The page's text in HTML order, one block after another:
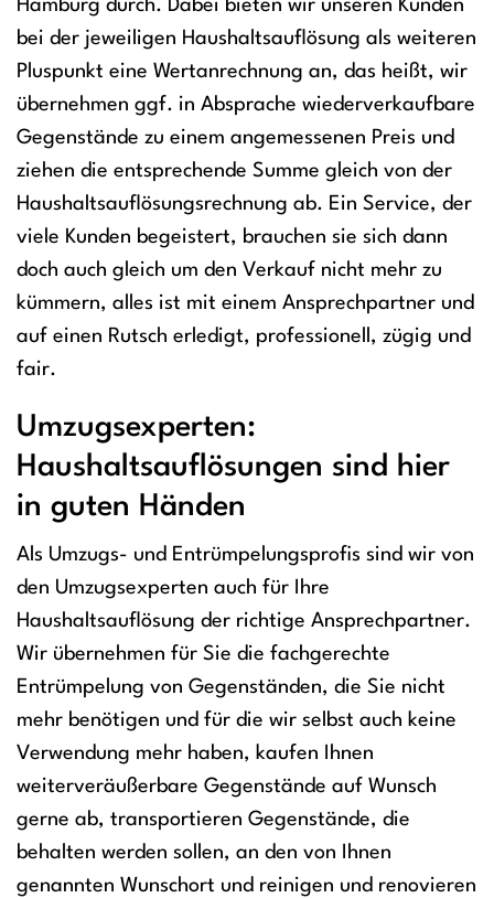
Hamburg durch. Dabei bieten wir unseren Kunden
bei der jeweiligen Haushaltsauflösung als weiteren
Pluspunkt eine Wertanrechnung an, das heißt, wir
übernehmen ggf. in Absprache wiederverkaufbare
Gegenstände zu einem angemessenen Preis und
ziehen die entsprechende Summe gleich von der
Haushaltsauflösungsrechnung ab. Ein Service, der
viele Kunden begeistert, brauchen sie sich dann
doch auch gleich um den Verkauf nicht mehr zu
kümmern, alles ist mit einem Ansprechpartner und
auf einen Rutsch erledigt, professionell, zügig und
fair.
Umzugsexperten:
Haushaltsauflösungen sind hier
in guten Händen
Als Umzugs- und Entrümpelungsprofis sind wir von
den Umzugsexperten auch für Ihre
Haushaltsauflösung der richtige Ansprechpartner.
Wir übernehmen für Sie die fachgerechte
Entrümpelung von Gegenständen, die Sie nicht
mehr benötigen und für die wir selbst auch keine
Verwendung mehr haben, kaufen Ihnen
weiterveräußerbare Gegenstände auf Wunsch
gerne ab, transportieren Gegenstände, die
behalten werden sollen, an den von Ihnen
genannten Wunschort und reinigen und renovieren